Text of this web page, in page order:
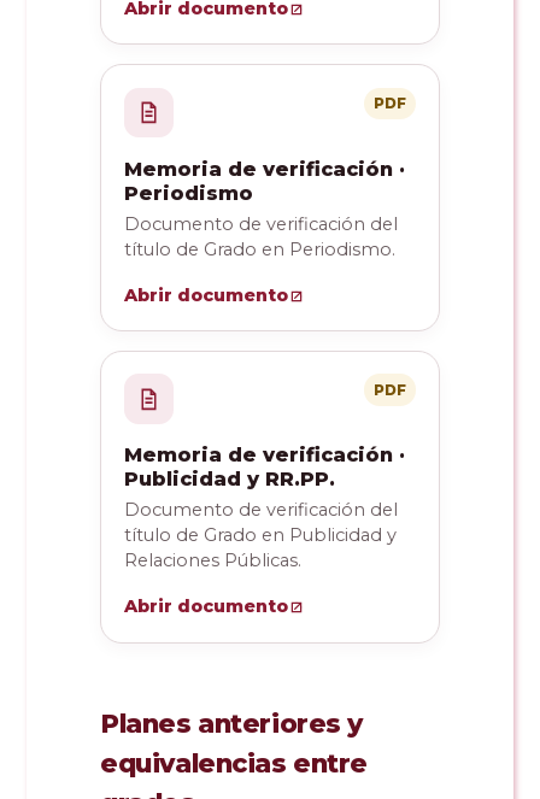
Abrir documento
PDF
Memoria de verificación ·
Periodismo
Documento de verificación del
título de Grado en Periodismo.
Abrir documento
PDF
Memoria de verificación ·
Publicidad y RR.PP.
Documento de verificación del
título de Grado en Publicidad y
Relaciones Públicas.
Abrir documento
Planes anteriores y
equivalencias entre